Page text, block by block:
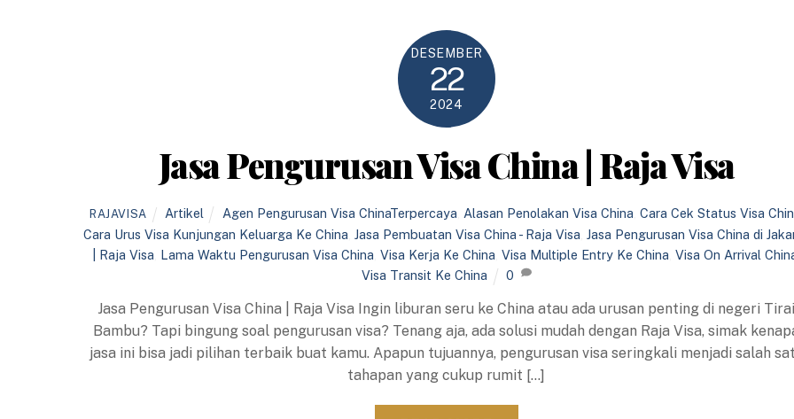
DESEMBER
22
2024
Jasa Pengurusan Visa China | Raja Visa
RAJAVISA Artikel Agen Pengurusan Visa ChinaTerpercaya Alasan Penolakan Visa China Cara Cek Status Visa
Cara Urus Visa Kunjungan Keluarga Ke China ,Jasa Pembuatan Visa China - Raja Visa ,Jasa Pengurusan Visa China di
| Raja Visa Lama Waktu Pengurusan Visa China ,Visa Kerja Ke China ,Visa Multiple Entry Ke China ,Visa On Arrival
Visa Transit Ke China
0
Jasa Pengurusan Visa China | Raja Visa Ingin liburan seru ke China atau ada urusan penting di negeri Tirai
Bambu? Tapi bingung soal pengurusan visa? Tenang aja, ada solusi mudah dengan Raja Visa, simak
jasa ini bisa jadi pilihan terbaik buat kamu. Apapun tujuannya, pengurusan visa seringkali menjadi salah
tahapan yang cukup rumit […]